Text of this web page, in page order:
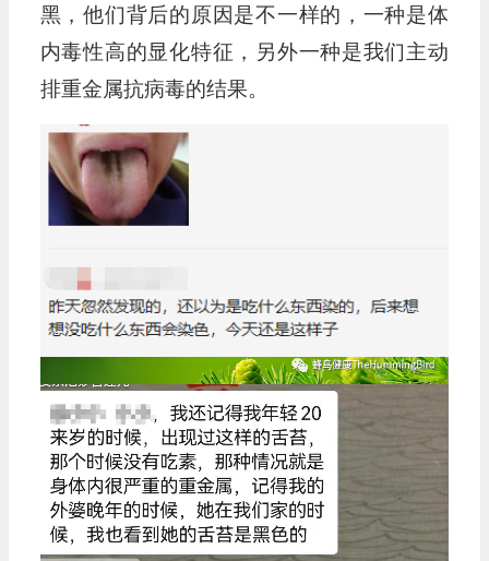
黑，他们背后的原因是不一样的，一种是体
内毒性高的显化特征，另外一种是我们主动
排重金属抗病毒的结果。